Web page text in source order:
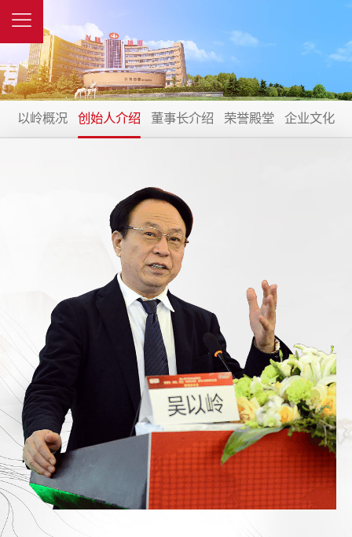
以岭概况 创始人介绍 董事长介绍 荣誉殿堂 企业文化